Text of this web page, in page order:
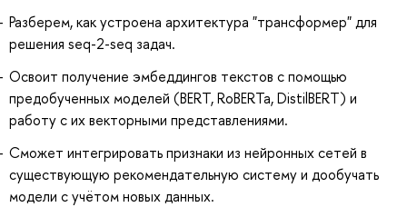
Разберем, как устроена архитектура "трансформер" для
решения seq-2-seq задач.
Освоит получение эмбеддингов текстов с помощью
предобученных моделей (BERT, RoBERTa, DistilBERT) и
работу с их векторными представлениями.
Сможет интегрировать признаки из нейронных сетей в
существующую рекомендательную систему и дообучать
модели с учётом новых данных.